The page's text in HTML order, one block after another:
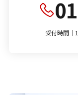
受付時間｜